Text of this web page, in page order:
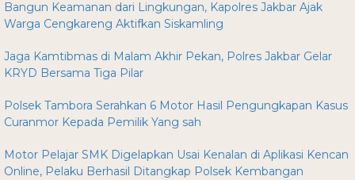
Bangun Keamanan dari Lingkungan, Kapolres Jakbar Ajak
Warga Cengkareng Aktifkan Siskamling
Jaga Kamtibmas di Malam Akhir Pekan, Polres Jakbar Gelar
KRYD Bersama Tiga Pilar
Polsek Tambora Serahkan 6 Motor Hasil Pengungkapan Kasus
Curanmor Kepada Pemilik Yang sah
Motor Pelajar SMK Digelapkan Usai Kenalan di Aplikasi Kencan
Online, Pelaku Berhasil Ditangkap Polsek Kembangan